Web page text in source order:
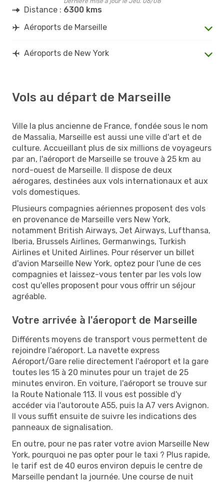
Distance : 6300 kms
Aéroports de Marseille
Aéroports de New York
Vols au départ de Marseille
Ville la plus ancienne de France, fondée sous le nom
de Massalia, Marseille est aussi une ville d'art et de
culture. Accueillant plus de six millions de voyageurs
par an, l'aéroport de Marseille se trouve à 25 km au
nord-ouest de Marseille. Il dispose de deux
aérogares, destinées aux vols internationaux et aux
vols domestiques.
Plusieurs compagnies aériennes proposent des vols
en provenance de Marseille vers New York,
notamment British Airways, Jet Airways, Lufthansa,
Iberia, Brussels Airlines, Germanwings, Turkish
Airlines et United Airlines. Pour réserver un billet
d'avion Marseille New York, optez pour l'une de ces
compagnies et laissez-vous tenter par les vols low
cost qu'elles proposent pour vous offrir un séjour
agréable.
Votre arrivée à l'áeroport de Marseille
Différents moyens de transport vous permettent de
rejoindre l'aéroport. La navette express
Aéroport/Gare relie directement l'aéroport et la gare
toutes les 15 à 20 minutes pour un trajet de 25
minutes environ. En voiture, l'aéroport se trouve sur
la Route Nationale 113. Il vous est possible d'y
accéder via l'autoroute A55, puis la A7 vers Avignon.
Il vous suffit ensuite de suivre les indications des
panneaux de signalisation.
En outre, pour ne pas rater votre avion Marseille New
York, pourquoi ne pas opter pour le taxi ? Plus rapide,
le tarif est de 40 euros environ depuis le centre de
Marseille pendant la journée. Une course de nuit